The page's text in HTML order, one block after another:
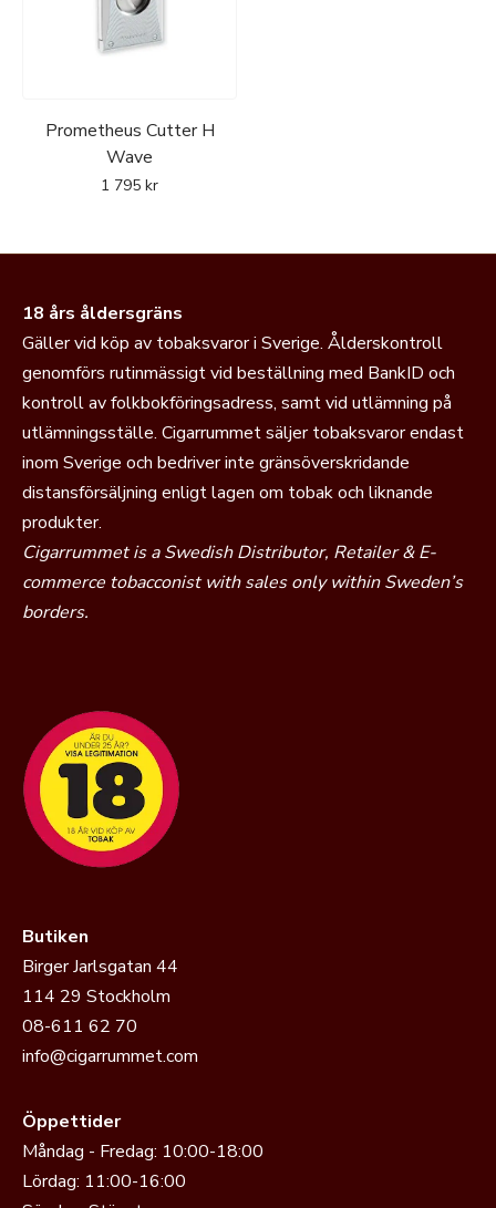
Prometheus Cutter H
Wave
1 795 kr
18 års åldersgräns
Gäller vid köp av tobaksvaror i Sverige. Ålderskontroll
genomförs rutinmässigt vid beställning med BankID och
kontroll av folkbokföringsadress, samt vid utlämning på
utlämningsställe. Cigarrummet säljer tobaksvaror endast
inom Sverige och bedriver inte gränsöverskridande
distansförsäljning enligt lagen om tobak och liknande
produkter.
Cigarrummet is a Swedish Distributor, Retailer & E-
commerce tobacconist with sales only within Sweden’s
borders.
Butiken
Birger Jarlsgatan 44
114 29 Stockholm
08-611 62 70
info@cigarrummet.com
Öppettider
Måndag - Fredag: 10:00-18:00
Lördag: 11:00-16:00